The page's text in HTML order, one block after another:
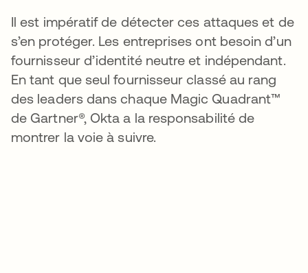
Il est impératif de détecter ces attaques et de
s’en protéger. Les entreprises ont besoin d’un
fournisseur d’identité neutre et indépendant.
En tant que seul fournisseur classé au rang
des leaders dans chaque Magic Quadrant™
de Gartner®, Okta a la responsabilité de
montrer la voie à suivre.